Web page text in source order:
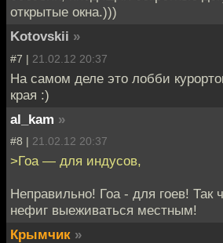
открытые окна.)))
Kotovskii »
#7 | 21.02.12 20:37
На самом деле это лобби
края :)
al_kam »
#8 | 21.02.12 20:37
>Гоа — для индусов,
Неправильно! Гоа - для гоев! Так
нефиг выеживаться местным!
Крымчик »